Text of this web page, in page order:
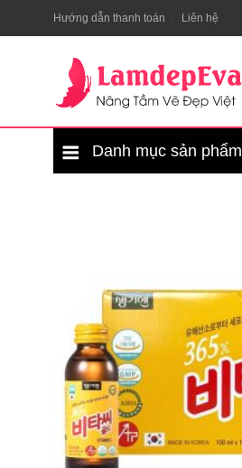
Hướng dẫn thanh toán Liên hệ
Danh mục sản phẩm